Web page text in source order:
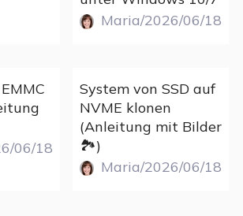
Maria/2026/06/18
06/18
System von SSD auf
NVME klonen
(Anleitung mit Bilder
🏞️)
Maria/2026/06/18